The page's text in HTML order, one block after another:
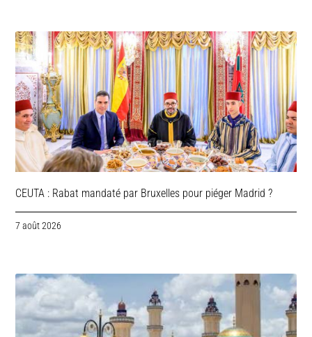
CEUTA : Rabat mandaté par Bruxelles pour piéger Madrid ?
7 août 2026